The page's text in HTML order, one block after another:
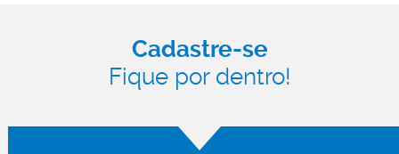
Cadastre-se
Fique por dentro!